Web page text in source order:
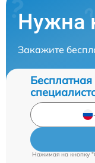
Нужна
Закажите
Нажимая на кнопку